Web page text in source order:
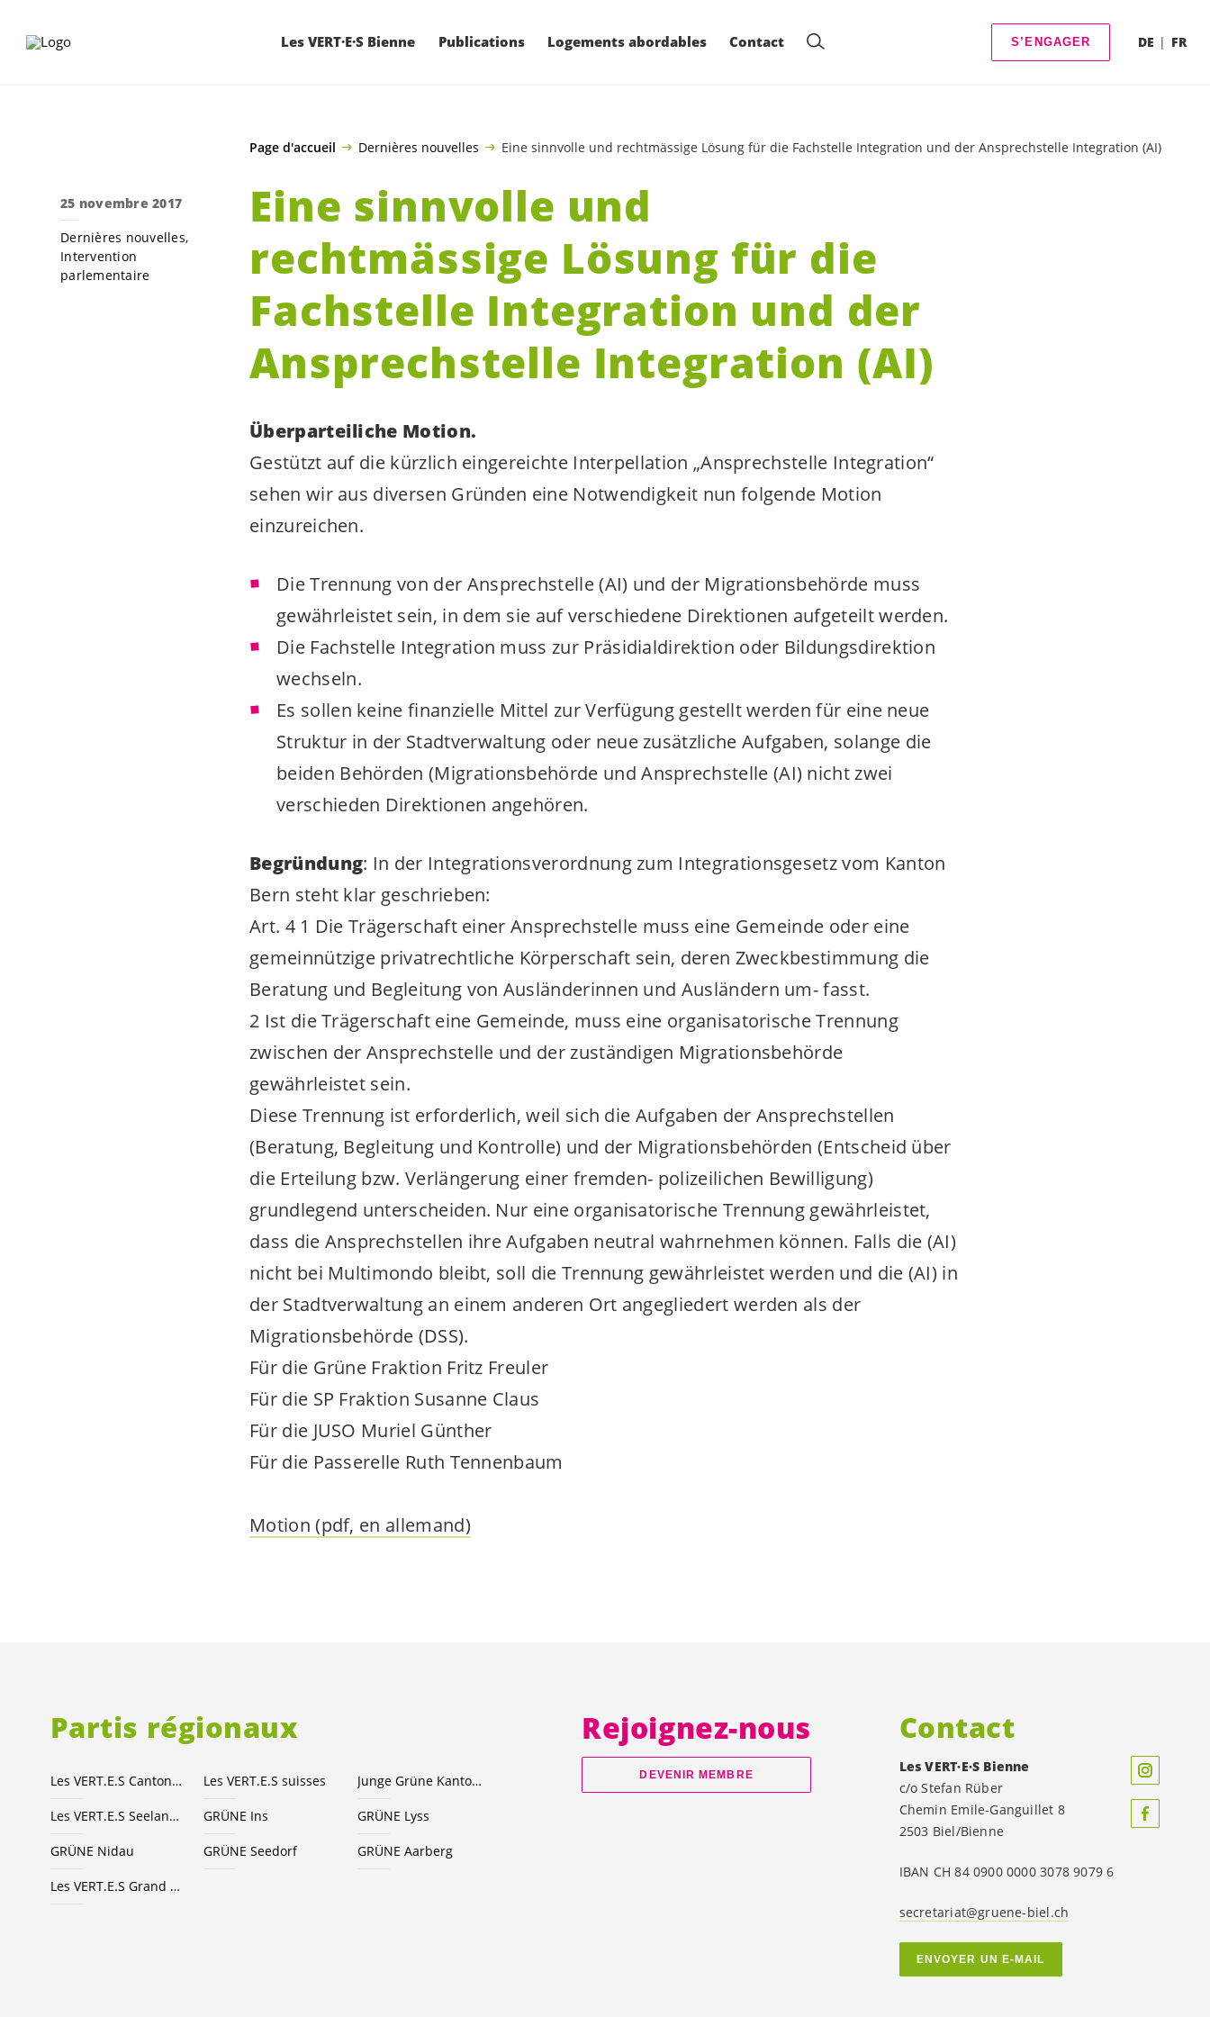
Les VERT·E·S Bienne Publications Logements abordables Contact S’ENGAGER DE FR
Page d'accueil Dernières nouvelles Eine sinnvolle und rechtmässige Lösung für die Fachstelle Integration und der Ansprechstelle Integration (AI)
Eine sinnvolle und
rechtmässige Lösung für die
Fachstelle Integration und der
Ansprechstelle Integration (AI)
Überparteiliche Motion.
Gestützt auf die kürzlich eingereichte Interpellation „Ansprechstelle Integration“
sehen wir aus diversen Gründen eine Notwendigkeit nun folgende Motion
einzureichen.
Die Trennung von der Ansprechstelle (AI) und der Migrationsbehörde muss
gewährleistet sein, in dem sie auf verschiedene Direktionen aufgeteilt werden.
Die Fachstelle Integration muss zur Präsidialdirektion oder Bildungsdirektion
wechseln.
Es sollen keine finanzielle Mittel zur Verfügung gestellt werden für eine neue
Struktur in der Stadtverwaltung oder neue zusätzliche Aufgaben, solange die
beiden Behörden (Migrationsbehörde und Ansprechstelle (AI) nicht zwei
verschieden Direktionen angehören.
Begründung: In der Integrationsverordnung zum Integrationsgesetz vom Kanton
Bern steht klar geschrieben:
Art. 4 1 Die Trägerschaft einer Ansprechstelle muss eine Gemeinde oder eine
gemeinnützige privatrechtliche Körperschaft sein, deren Zweckbestimmung die
Beratung und Begleitung von Ausländerinnen und Ausländern um- fasst.
2 Ist die Trägerschaft eine Gemeinde, muss eine organisatorische Trennung
zwischen der Ansprechstelle und der zuständigen Migrationsbehörde
gewährleistet sein.
Diese Trennung ist erforderlich, weil sich die Aufgaben der Ansprechstellen
(Beratung, Begleitung und Kontrolle) und der Migrationsbehörden (Entscheid über
die Erteilung bzw. Verlängerung einer fremden- polizeilichen Bewilligung)
grundlegend unterscheiden. Nur eine organisatorische Trennung gewährleistet,
dass die Ansprechstellen ihre Aufgaben neutral wahrnehmen können. Falls die (AI)
nicht bei Multimondo bleibt, soll die Trennung gewährleistet werden und die (AI) in
der Stadtverwaltung an einem anderen Ort angegliedert werden als der
Migrationsbehörde (DSS).
Für die Grüne Fraktion Fritz Freuler
Für die SP Fraktion Susanne Claus
Für die JUSO Muriel Günther
Für die Passerelle Ruth Tennenbaum
Motion (pdf, en allemand)
25 novembre 2017
Dernières nouvelles
Intervention
parlementaire
Partis régionaux
Les VERT.E.S Canton de Berne LesVERT.E.S suisses Junge Grüne Kanton Bern
Les VERT.E.S Seeland-Bienne GRÜNE Ins GRÜNE Lyss
GRÜNE Nidau GRÜNE Seedorf GRÜNE Aarberg
Les VERT.E.S Grand Chasseral
Rejoignez-nous
DEVENIR MEMBRE
Contact
LesVERT·E·S Bienne
c/o Stefan Rüber
Chemin Emile-Ganguillet 8
2503 Biel/Bienne
IBAN CH 84 0900 0000 3078 9079 6
secretariat@gruene-biel.ch
ENVOYER UN E-MAIL